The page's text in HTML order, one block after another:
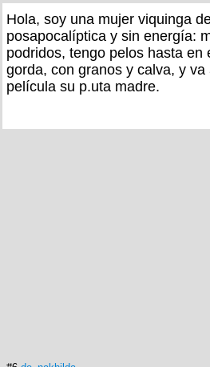
Hola, soy una mujer viquinga
posapocalíptica y sin energía:
podridos, tengo pelos hasta en
gorda, con granos y calva, y va
película su p.uta madre.